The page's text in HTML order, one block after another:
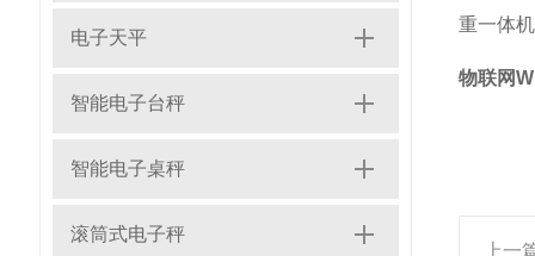
电子天平
智能电子台秤
智能电子桌秤
滚筒式电子秤
重一体
物联网
上一